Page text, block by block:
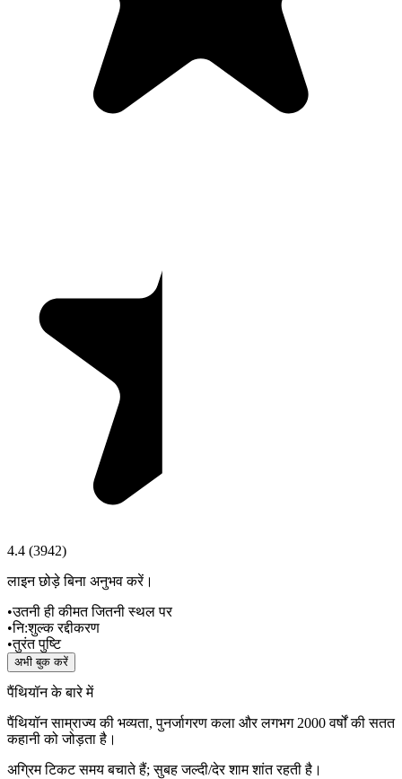
4.4 (3942)
लाइन छोड़े बिना अनुभव करें।
•उतनी ही कीमत जितनी स्थल पर
•नि:शुल्क रद्दीकरण
•तुरंत पुष्टि
अभी बुक करें
पैंथियॉन के बारे में
पैंथियॉन साम्राज्य की भव्यता, पुनर्जागरण कला और लगभग 2000 वर्षों की सतत
कहानी को जोड़ता है।
अग्रिम टिकट समय बचाते हैं; सुबह जल्दी/देर शाम शांत रहती है।